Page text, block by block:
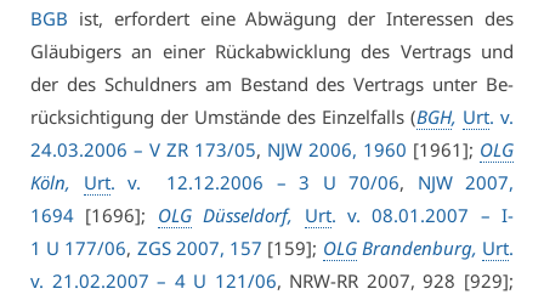
BGB ist, er­for­dert ei­ne Ab­wä­gung der In­ter­es­sen des
Gläu­bi­gers an ei­ner Rück­ab­wick­lung des Ver­trags und
der des Schuld­ners am Be­stand des Ver­trags un­ter Be­
rück­sich­ti­gung der Um­stän­de des Ein­zel­falls (BGH, Urt. v.
24.03.2006 – V ZR 173/05, NJW 2006, 1960 [1961]; OLG
Köln,
Urt. v. 12.12.2006 – 3 U 70/06, NJW 2007,
1694 [1696]; OLGDüs­sel­dorf, Urt. v. 08.01.2007 – I-
1 U 177/06, ZGS 2007, 157 [159]; OLGBran­den­burg, Urt.
v. 21.02.2007 – 4 U 121/06, NRW-RR 2007, 928 [929];